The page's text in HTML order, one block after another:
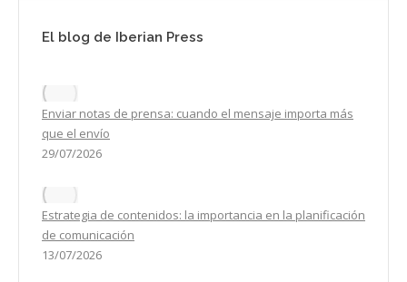
El blog de Iberian Press
Enviar notas de prensa: cuando el mensaje importa más
que el envío
29/07/2026
Estrategia de contenidos: la importancia en la planificación
de comunicación
13/07/2026